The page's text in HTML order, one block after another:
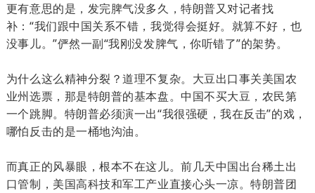
更有意思的是，发完脾气没多久，特朗普又对记者找
补：“我们跟中国关系不错，我觉得会挺好。就算不好，也
没事儿。”俨然一副“我刚没发脾气，你听错了”的架势。
为什么这么精神分裂？道理不复杂。大豆出口事关美国农
业州选票，那是特朗普的基本盘。中国不买大豆，农民第
一个跳脚。特朗普必须演一出“我很强硬，我在反击”的戏，
哪怕反击的是一桶地沟油。
而真正的风暴眼，根本不在这儿。前几天中国出台稀土出
口管制，美国高科技和军工产业直接心头一凉。特朗普团